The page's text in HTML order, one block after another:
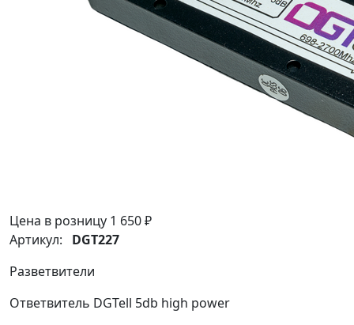
Цена в розницу 1 650 ₽
Артикул: DGT227
Разветвители
Ответвитель DGTell 5db high power